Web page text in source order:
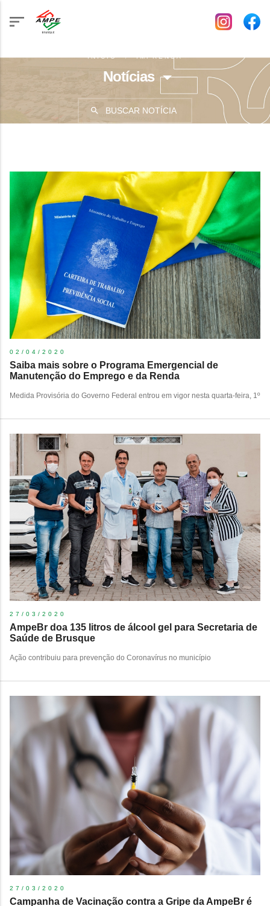
INÍCIO IMPRENSA
Notícias
BUSCAR NOTÍCIA
02/04/2020
Saiba mais sobre o Programa Emergencial de
Manutenção do Emprego e da Renda
Medida Provisória do Governo Federal entrou em vigor nesta quarta-feira, 1º
27/03/2020
AmpeBr doa 135 litros de álcool gel para Secretaria de
Saúde de Brusque
Ação contribuiu para prevenção do Coronavírus no município
27/03/2020
Campanha de Vacinação contra a Gripe da AmpeBr é